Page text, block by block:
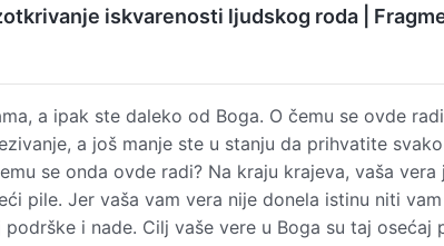
iskvarenosti ljudskog roda |
a ipak ste daleko od Boga. O čemu se ovde
a još manje ste u stanju da prihvatite
se onda ovde radi? Na kraju krajeva, vaša
pile. Jer vaša vam vera nije donela istinu niti
i nade. Cilj vaše vere u Boga su taj osećaj